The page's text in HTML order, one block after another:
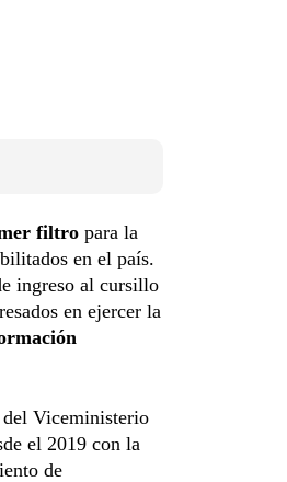
filtro para la
en el país.
ingreso al cursillo
en ejercer la
Viceministerio
el 2019 con la
de